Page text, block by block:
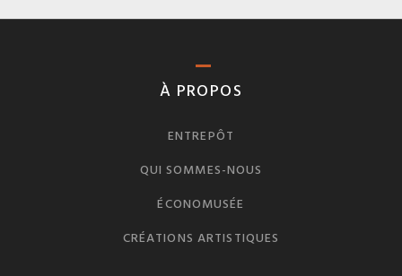
À PROPOS
ENTREPÔT
QUI SOMMES-NOUS
ÉCONOMUSÉE
CRÉATIONS ARTISTIQUES